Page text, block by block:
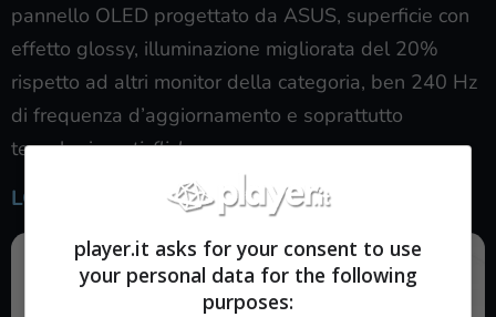
pannello OLED progettato da ASUS, superficie con
effetto glossy, illuminazione migliorata del 20%
rispetto ad altri monitor della categoria, ben 240 Hz
di frequenza d’aggiornamento e soprattutto
tecnologiaanti-flicker.
LG Monitor 24″
player.it asks for your consent to use
your personal data for the following
purposes: